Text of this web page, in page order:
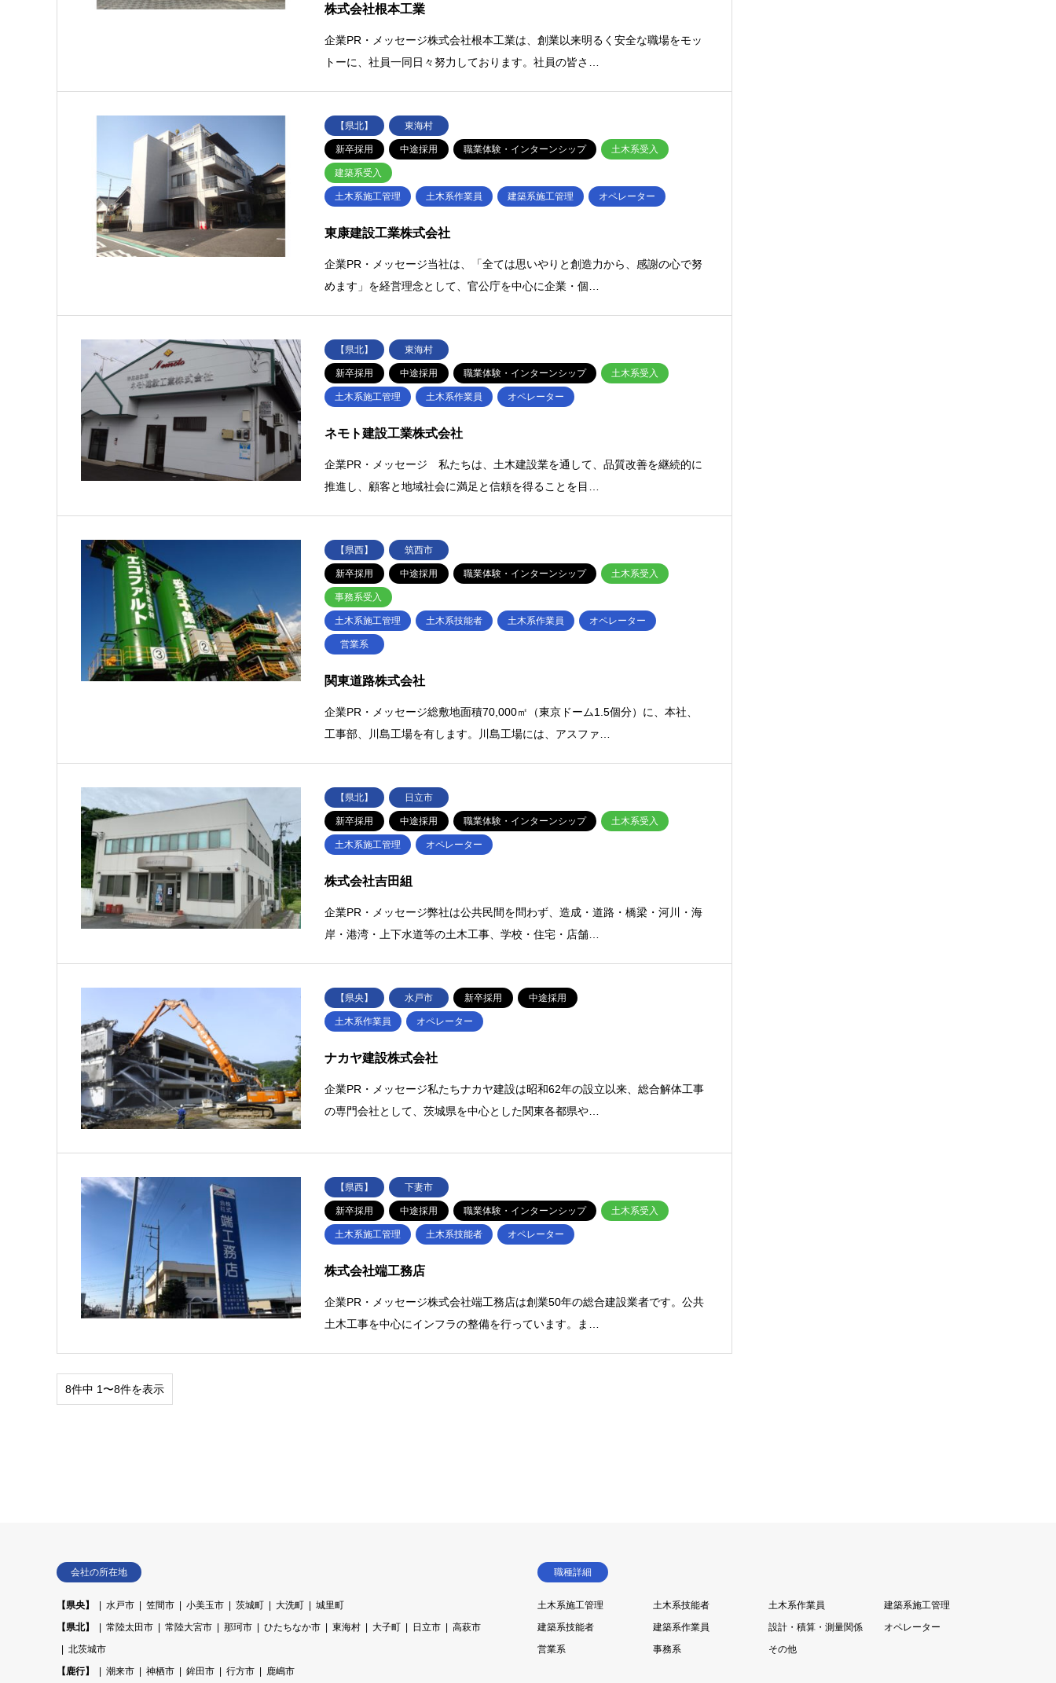
株式会社根本工業
企業PR・メッセージ株式会社根本工業は、創業以来明るく安全な職場をモッ
トーに、社員一同日々努力しております。社員の皆さ…
【県北】 東海村
新卒採用 中途採用 職業体験・インターンシップ 土木系受入
建築系受入
土木系施工管理 土木系作業員 建築系施工管理 オペレーター
東康建設工業株式会社
企業PR・メッセージ当社は、「全ては思いやりと創造力から、感謝の心で努
めます」を経営理念として、官公庁を中心に企業・個…
【県北】 東海村
新卒採用 中途採用 職業体験・インターンシップ 土木系受入
土木系施工管理 土木系作業員 オペレーター
ネモト建設工業株式会社
企業PR・メッセージ 私たちは、土木建設業を通して、品質改善を継続的に
推進し、顧客と地域社会に満足と信頼を得ることを目…
【県西】 筑西市
新卒採用 中途採用 職業体験・インターンシップ 土木系受入
事務系受入
土木系施工管理 土木系技能者 土木系作業員 オペレーター
営業系
関東道路株式会社
企業PR・メッセージ総敷地面積70,000㎡（東京ドーム1.5個分）に、本社、
工事部、川島工場を有します。川島工場には、アスファ…
【県北】 日立市
新卒採用 中途採用 職業体験・インターンシップ 土木系受入
土木系施工管理 オペレーター
株式会社吉田組
企業PR・メッセージ弊社は公共民間を問わず、造成・道路・橋梁・河川・海
岸・港湾・上下水道等の土木工事、学校・住宅・店舗…
【県央】 水戸市 新卒採用 中途採用
土木系作業員 オペレーター
ナカヤ建設株式会社
企業PR・メッセージ私たちナカヤ建設は昭和62年の設立以来、総合解体工事
の専門会社として、茨城県を中心とした関東各都県や…
【県西】 下妻市
新卒採用 中途採用 職業体験・インターンシップ 土木系受入
土木系施工管理 土木系技能者 オペレーター
株式会社端工務店
企業PR・メッセージ株式会社端工務店は創業50年の総合建設業者です。公共
土木工事を中心にインフラの整備を行っています。ま…
8件中 1〜8件を表示
会社の所在地
【県央】 水戸市 笠間市 小美玉市 茨城町 大洗町
城里町
【県北】
常陸太田市 常陸大宮市 那珂市 ひたちなか市 東海村 大子町 日立市
高萩市
北茨城市
【鹿行】
潮来市 神栖市 鉾田市 行方市 鹿嶋市
職種詳細
土木系施工管理 土木系技能者 土木系作業員
建築系施工管理
建築系技能者
建築系作業員 設計・積算・測量関係
オペレーター
営業系
事務系 その他